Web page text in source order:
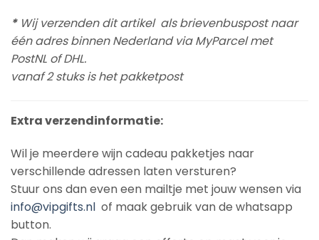
* Wij verzenden dit artikel als brievenbuspost naar
één adres binnen Nederland via MyParcel met
PostNL of DHL.
vanaf 2 stuks is het pakketpost
Extra verzendinformatie:
Wil je meerdere wijn cadeau pakketjes naar
verschillende adressen laten versturen?
Stuur ons dan even een mailtje met jouw wensen via
info@vipgifts.nl of maak gebruik van de whatsapp
button.